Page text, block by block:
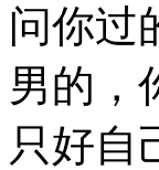
问你过
男的，
只好自